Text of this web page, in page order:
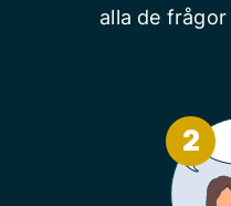
alla de
2